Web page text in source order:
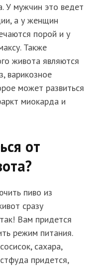
У мужчин это ведет
а у женщин
порой и у
Также
живота являются
варикозное
может развиться
миокарда и
от
пиво из
сразу
Вам придется
режим питания.
сахара,
придется,